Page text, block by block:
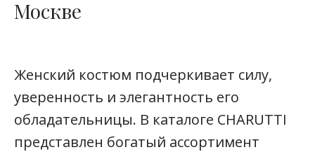
Москве
Женский костюм подчеркивает силу,
уверенность и элегантность его
обладательницы. В каталоге CHARUTTI
представлен богатый ассортимент